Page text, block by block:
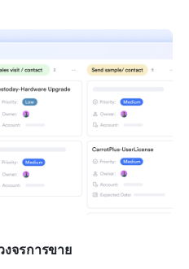
งจรการขาย